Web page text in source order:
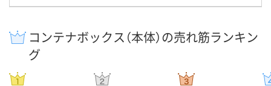
コンテナボックス（本体）の売れ筋ランキン
グ